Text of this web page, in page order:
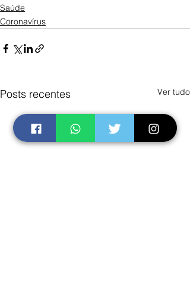
Saúde
Coronavírus
Posts recentes Ver tudo